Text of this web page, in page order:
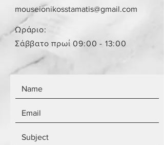
παραλήπτη παραμένει το ίδιο
αντικειμένων.
Τα αντικείμενα δεν είναι
καινούργια.
mouseionikosstamatis@gmail.com
Ωράριο:
Σάββατο πρωί 09:00 - 13:00